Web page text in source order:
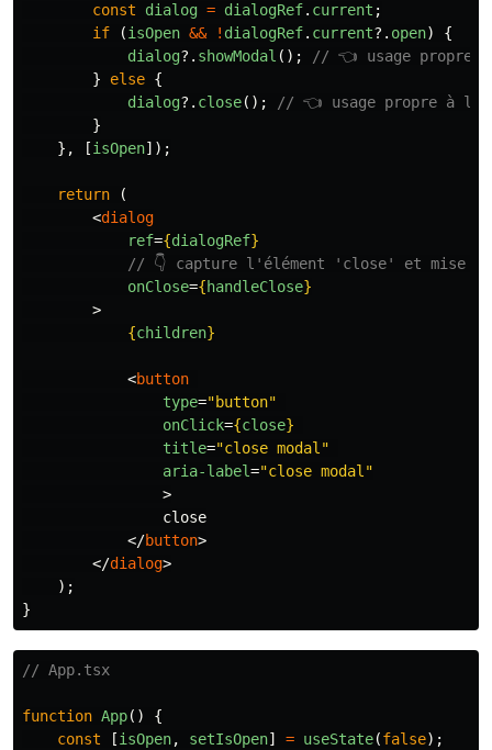
const
dialog = dialogRef. current ;
if
(isOpen && ! dialogRef. current?. open)
{
dialog?. showModal ();
// 👈 usage propre
}
else {
dialog?. close();
// 👈 usage propre à
}
},
[isOpen]);
return
(
<dialog
ref={dialogRef}
// 👇 capture l'élément 'close' et mise à
onClose={handleClose}
>
{children}
<button
type="button"
onClick={close}
title="close modal"
aria-label="close modal"
>
                close
</button>
</dialog>
);
}
// App.tsx
function App()
{
const
[isOpen, setIsOpen] = useState(false);